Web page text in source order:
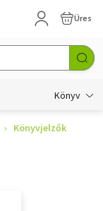
Üres
Könyv
Könyvjelzők